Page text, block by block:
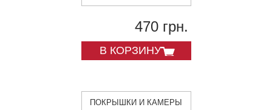
470 грн.
В КОРЗИНУ
ПОКРЫШКИ И КАМЕРЫ